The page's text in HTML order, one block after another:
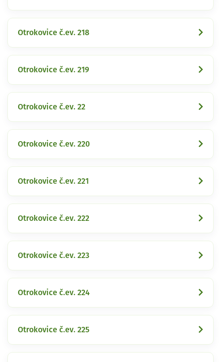
Otrokovice č.ev. 218
Otrokovice č.ev. 219
Otrokovice č.ev. 22
Otrokovice č.ev. 220
Otrokovice č.ev. 221
Otrokovice č.ev. 222
Otrokovice č.ev. 223
Otrokovice č.ev. 224
Otrokovice č.ev. 225